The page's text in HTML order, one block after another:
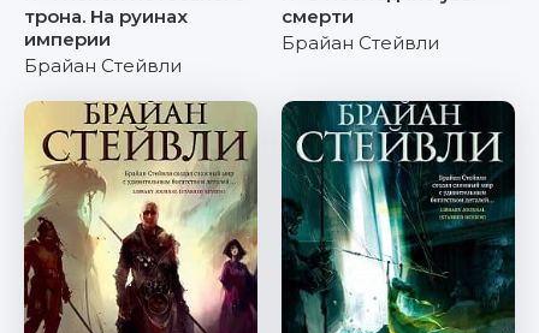
трона. На руинах
империи
Брайан Стейвли
смерти
Брайан Стейвли